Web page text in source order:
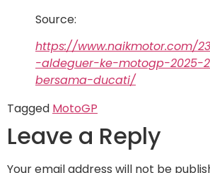
Source:
https://www.naikmotor.com/
-aldeguer-ke-motogp-2025-
bersama-ducati/
Tagged MotoGP
Leave a Reply
Your email address will not be